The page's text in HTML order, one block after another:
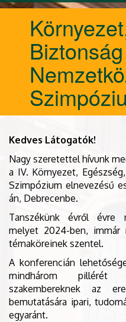
Kedves Látogatók!
Nagy szeretettel hívunk
a IV. Környezet,
Szimpózium elnevezésű
án, Debrecenbe.
Tanszékünk évről évre
melyet 2024-ben, immár
témaköreinek szentel.
A konferencián
mindhárom pillérét
szakembereknek az
bemutatására ipari,
egyaránt.